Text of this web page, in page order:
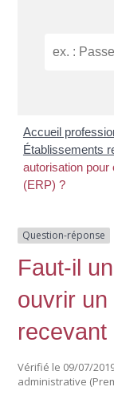
Accueil
Établissements
autorisation pour
(ERP) ?
Question-réponse
Faut-il
ouvrir
recevant
Vérifié le 09/07/
administrative